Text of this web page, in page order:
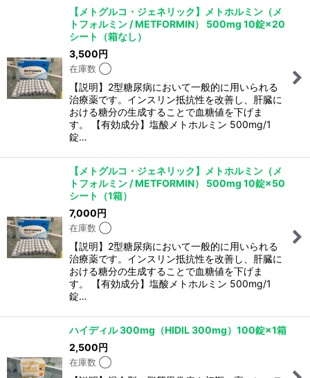
【メトグルコ・ジェネリック】メトホルミン（メ
トフォルミン / METFORMIN） 500mg 10錠×20
シート（箱なし）
3,500円
在庫数 ◯
【説明】2型糖尿病において一般的に用いられる
治療薬です。インスリン抵抗性を改善し、肝臓に
おける糖分の生成することで血糖値を下げま
す。 【有効成分】塩酸メトホルミン 500mg/1
錠…
【メトグルコ・ジェネリック】メトホルミン（メ
トフォルミン / METFORMIN） 500mg 10錠×50
シート（1箱）
7,000円
在庫数 ◯
【説明】2型糖尿病において一般的に用いられる
治療薬です。インスリン抵抗性を改善し、肝臓に
おける糖分の生成することで血糖値を下げま
す。 【有効成分】塩酸メトホルミン 500mg/1
錠…
ハイディル 300mg（HIDIL 300mg）100錠×1箱
2,500円
在庫数 ◯